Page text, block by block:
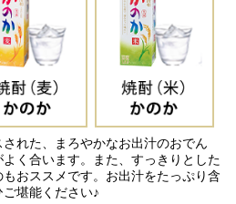
れた、まろやかなお出汁のおでん
く合います。また、すっきりとした
おススメです。お出汁をたっぷり含
堪能ください♪